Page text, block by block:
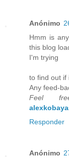
Anónimo
Hmm is
this blog
I'm trying
to find out if
Any feed-
Feel
Responder
Anónimo